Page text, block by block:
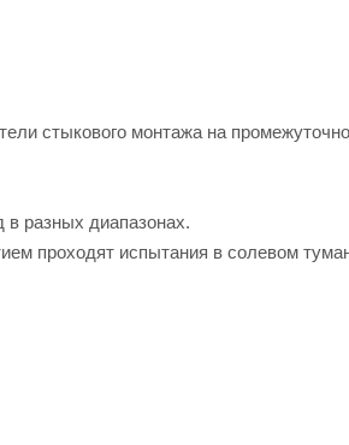
стыкового монтажа на
в разных диапазонах.
проходят испытания в солевом